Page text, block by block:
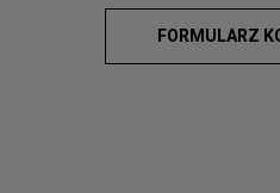
FORMULARZ